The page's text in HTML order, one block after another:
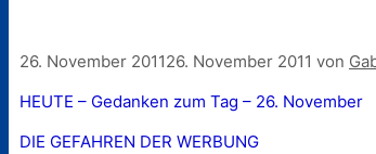
26. November 201126. November 2011 von
HEUTE – Gedanken zum Tag – 26. November
DIE GEFAHREN DER WERBUNG